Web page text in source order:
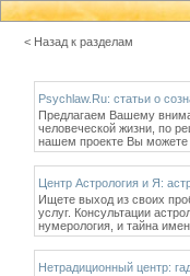
< Назад к разделам
Psychlaw.Ru: статьи о
Предлагаем Вашему
человеческой жизни, по
нашем проекте Вы можете
Центр Астрология и Я:
Ищете выход из своих
услуг. Консультации
нумерология, и тайна
Нетрадиционный центр: